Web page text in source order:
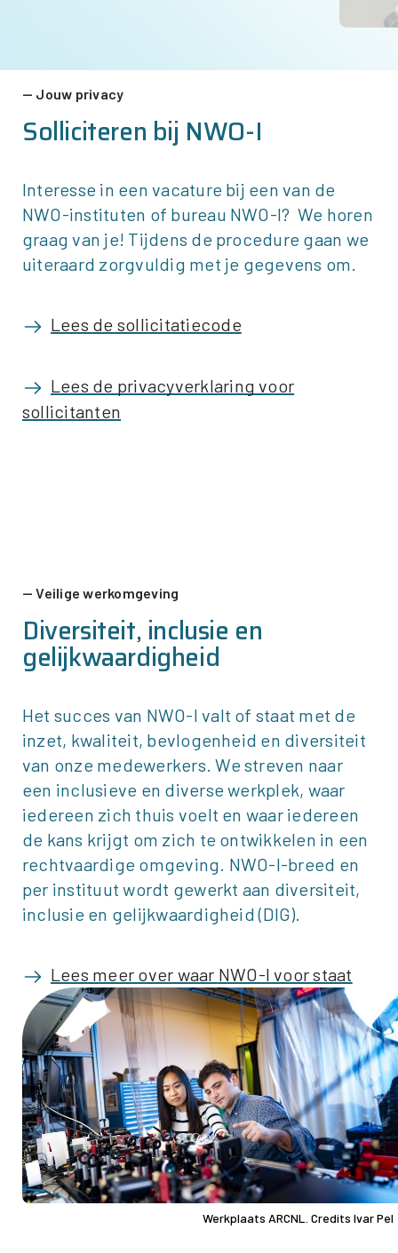
Solliciteren bij NWO-I
Jouw privacy
Interesse in een vacature bij een van de
NWO-instituten of bureau NWO-I? We horen
graag van je! Tijdens de procedure gaan we
uiteraard zorgvuldig met je gegevens om.
Lees de sollicitatiecode
Lees de privacyverklaring voor
sollicitanten
Afbeelding
Werkplaats ARCNL. Credits Ivar Pel
Diversiteit, inclusie en
gelijkwaardigheid
Veilige werkomgeving
Het succes van NWO-I valt of staat met de
inzet, kwaliteit, bevlogenheid en diversiteit
van onze medewerkers. We streven naar
een inclusieve en diverse werkplek, waar
iedereen zich thuis voelt en waar iedereen
de kans krijgt om zich te ontwikkelen in een
rechtvaardige omgeving. NWO-I-breed en
per instituut wordt gewerkt aan diversiteit,
inclusie en gelijkwaardigheid (DIG).
Lees meer over waar NWO-I voor staat